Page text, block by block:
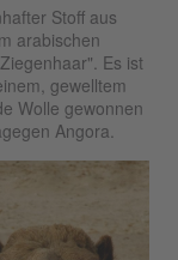
Stoff aus
arabischen
Es ist
gewelltem
Wolle gewonnen
Angora.